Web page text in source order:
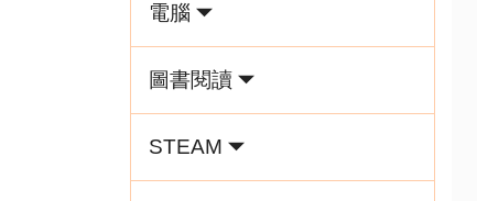
電腦
圖書閱讀
STEAM